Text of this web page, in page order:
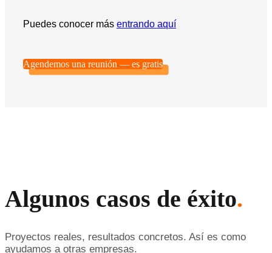
Puedes conocer más entrando aquí
Agendemos una reunión — es gratis
Algunos casos de éxito.
Proyectos reales, resultados concretos. Así es como
ayudamos a otras empresas.